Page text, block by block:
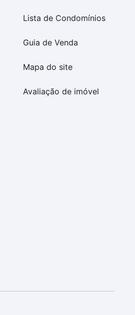
Lista de Condomínios
Guia de Venda
Mapa do site
Avaliação de imóvel